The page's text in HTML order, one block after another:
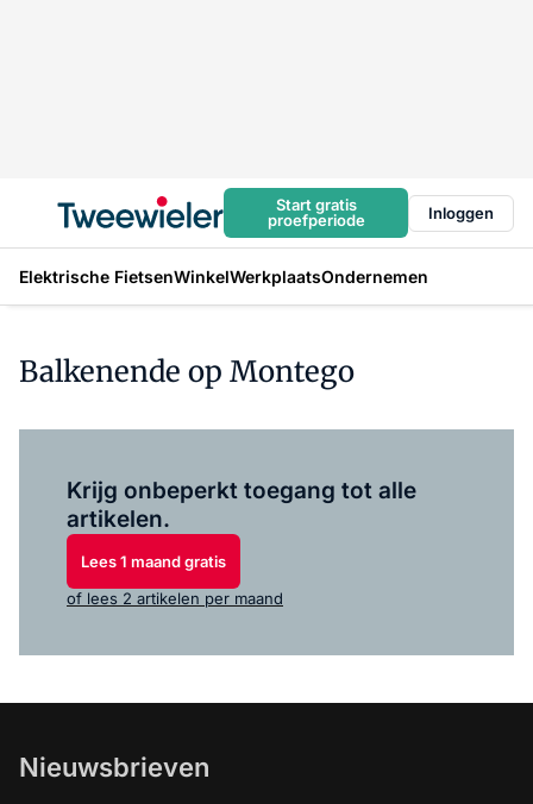
Start gratis
proefperiode
Inloggen
Elektrische FietsenWinkelWerkplaatsOndernemen
Balkenende op Montego
Krijg onbeperkt toegang tot alle
artikelen.
Lees 1 maand gratis
of lees 2 artikelen per maand
Nieuwsbrieven